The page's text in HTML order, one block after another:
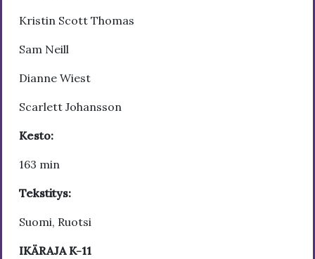
Kristin Scott Thomas
Sam Neill
Dianne Wiest
Scarlett Johansson
Kesto:
163 min
Tekstitys:
Suomi, Ruotsi
IKÄRAJA K-11